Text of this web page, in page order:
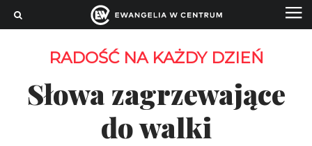
RADOŚĆ NA KAŻDY DZIEŃ
Słowa zagrzewające
do walki